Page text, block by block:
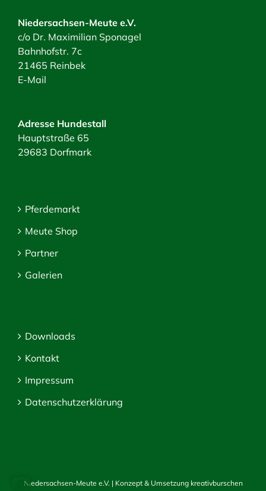
Niedersachsen-Meute e.V.
c/o Dr. Maximilian Sponagel
Bahnhofstr. 7c
21465 Reinbek
E-Mail
Adresse Hundestall
Hauptstraße 65
29683 Dorfmark
Pferdemarkt
Meute Shop
Partner
Galerien
Downloads
Kontakt
Impressum
Datenschutzerklärung
Niedersachsen-Meute e.V. | Konzept & Umsetzung kreativburschen